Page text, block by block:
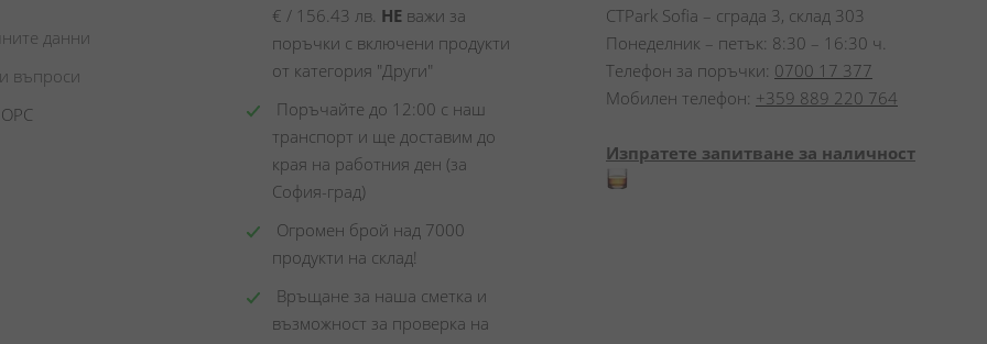
данни
въпроси
€ / 156.43 лв. НЕ важи за
поръчки с включени продукти
от категория "Други"
Поръчайте до 12:00 с наш
транспорт и ще доставим до
края на работния ден (за
София-град)
Огромен брой над 7000
продукти на склад!
Връщане за наша сметка и
възможност за проверка на
CTPark Sofia – сграда 3, склад 303
Понеделник – петък: 8:30 – 16:30 ч.
Телефон за поръчки: 0700 17 377
Мобилен телефон: +359 889 220 764
Изпратете запитване за наличност